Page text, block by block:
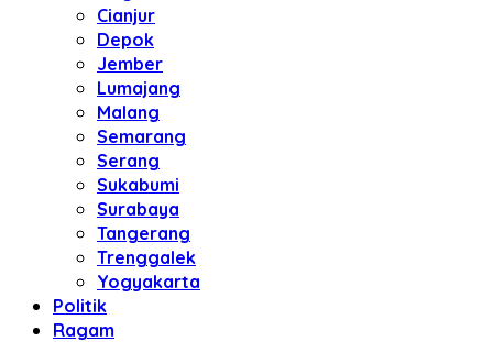
Cianjur
Depok
Jember
Lumajang
Malang
Semarang
Serang
Sukabumi
Surabaya
Tangerang
Trenggalek
Yogyakarta
Politik
Ragam